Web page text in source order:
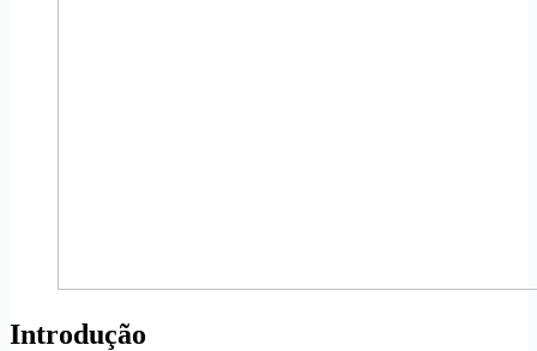
Introdução